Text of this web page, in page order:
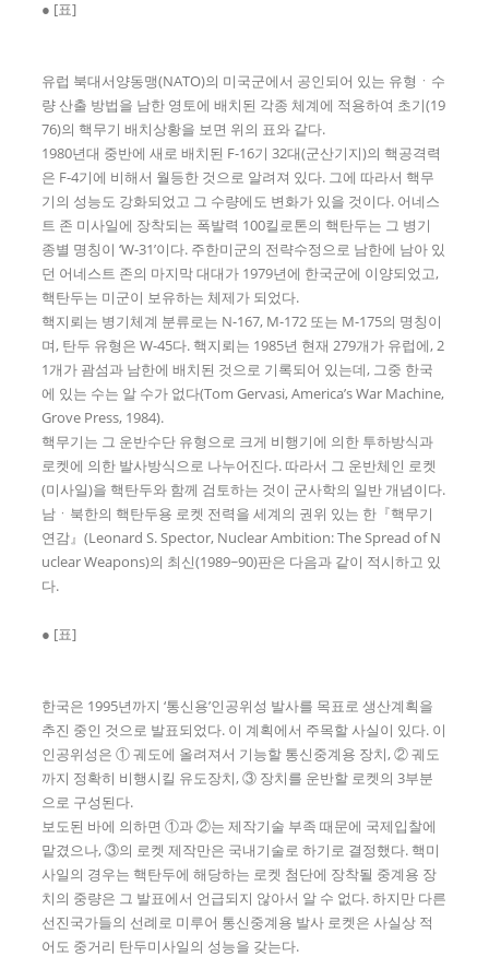
● [표]
유럽 북대서양동맹(NATO)의 미국군에서 공인되어 있는 유형ㆍ수
량 산출 방법을 남한 영토에 배치된 각종 체계에 적용하여 초기(19
76)의 핵무기 배치상황을 보면 위의 표와 같다.
1980년대 중반에 새로 배치된 F-16기 32대(군산기지)의 핵공격력
은 F-4기에 비해서 월등한 것으로 알려져 있다. 그에 따라서 핵무
기의 성능도 강화되었고 그 수량에도 변화가 있을 것이다. 어네스
트 존 미사일에 장착되는 폭발력 100킬로톤의 핵탄두는 그 병기
종별 명칭이 ‘W-31’이다. 주한미군의 전략수정으로 남한에 남아 있
던 어네스트 존의 마지막 대대가 1979년에 한국군에 이양되었고,
핵탄두는 미군이 보유하는 체제가 되었다.
핵지뢰는 병기체계 분류로는 N-167, M-172 또는 M-175의 명칭이
며, 탄두 유형은 W-45다. 핵지뢰는 1985년 현재 279개가 유럽에, 2
1개가 괌섬과 남한에 배치된 것으로 기록되어 있는데, 그중 한국
에 있는 수는 알 수가 없다(Tom Gervasi, America’s War Machine,
Grove Press, 1984).
핵무기는 그 운반수단 유형으로 크게 비행기에 의한 투하방식과
로켓에 의한 발사방식으로 나누어진다. 따라서 그 운반체인 로켓
(미사일)을 핵탄두와 함께 검토하는 것이 군사학의 일반 개념이다.
남ㆍ북한의 핵탄두용 로켓 전력을 세계의 권위 있는 한『핵무기
연감』(Leonard S. Spector, Nuclear Ambition: The Spread of N
uclear Weapons)의 최신(1989~90)판은 다음과 같이 적시하고 있
다.
● [표]
한국은 1995년까지 ‘통신용’인공위성 발사를 목표로 생산계획을
추진 중인 것으로 발표되었다. 이 계획에서 주목할 사실이 있다. 이
인공위성은 ① 궤도에 올려져서 기능할 통신중계용 장치, ② 궤도
까지 정확히 비행시킬 유도장치, ③ 장치를 운반할 로켓의 3부분
으로 구성된다.
보도된 바에 의하면 ①과 ②는 제작기술 부족 때문에 국제입찰에
맡겼으나, ③의 로켓 제작만은 국내기술로 하기로 결정했다. 핵미
사일의 경우는 핵탄두에 해당하는 로켓 첨단에 장착될 중계용 장
치의 중량은 그 발표에서 언급되지 않아서 알 수 없다. 하지만 다른
선진국가들의 선례로 미루어 통신중계용 발사 로켓은 사실상 적
어도 중거리 탄두미사일의 성능을 갖는다.